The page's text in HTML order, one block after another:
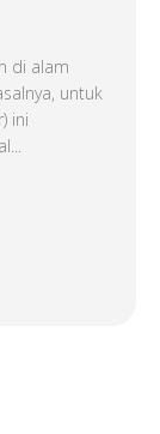
di alam
untuk
ini